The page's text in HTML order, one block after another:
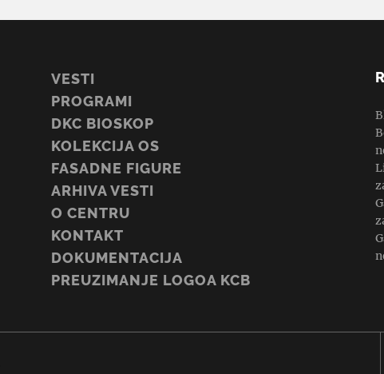
VESTI
PROGRAMI
DKC BIOSKOP
KOLEKCIJA OS
FASADNE FIGURE
ARHIVA VESTI
O CENTRU
KONTAKT
DOKUMENTACIJA
PREUZIMANJE LOGOA KCB